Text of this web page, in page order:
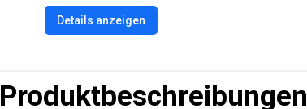
Details anzeigen
Produktbeschreibungen